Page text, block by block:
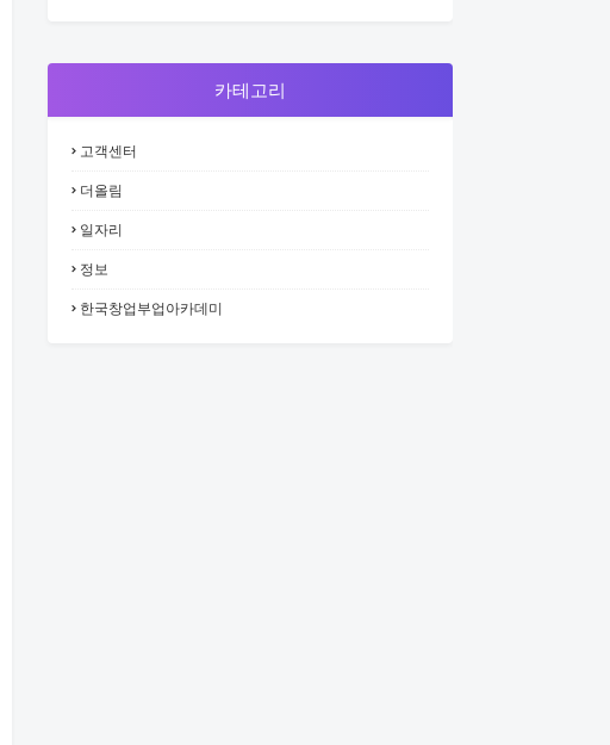
카테고리
고객센터
더올림
일자리
정보
한국창업부업아카데미